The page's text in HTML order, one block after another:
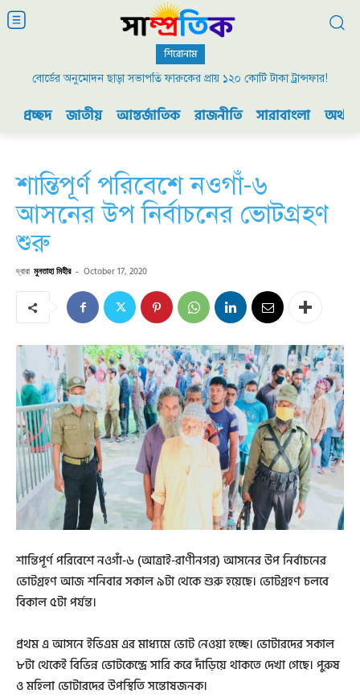
শিরোনাম
বোর্ডের অনুমোদন ছাড়া সভাপতি ফারুকের প্রায় ১২০ কোটি টাকা ট্রান্সফার!
প্রচ্ছদ জাতীয় আন্তর্জাতিক রাজনীতি সারাবাংলা
শান্তিপূর্ণ পরিবেশে নওগাঁ-৬
আসনের উপ নির্বাচনের ভোটগ্রহণ
শুরু
দ্বারা মুনতাহা মিহীর - October 17, 2020
শান্তিপূর্ণ পরিবেশে নওগাঁ-৬ (আত্রাই-রাণীনগর) আসনের উপ নির্বাচনের
ভোটগ্রহণ আজ শনিবার সকাল ৯টা থেকে শুরু হয়েছে। ভোটগ্রহণ চলবে
বিকাল ৫টা পর্যন্ত।
প্রথম এ আসনে ইভিএম এর মাধ্যমে ভোট নেওয়া হচ্ছে। ভোটারদের সকাল
৮টা থেকেই বিভিন্ন ভোটকেন্দ্রে সারি করে দাঁড়িয়ে থাকতে দেখা গেছে। পুরুষ
ও মহিলা ভোটারদের উপস্থিতি সন্তোষজনক।